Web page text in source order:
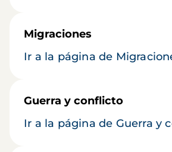
Migraciones
Ir a la página de
Guerra y conflicto
Ir a la página de Guerra y